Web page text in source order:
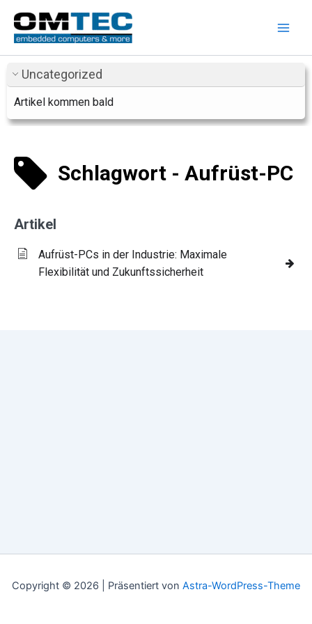
Inhalt
springen
Uncategorized
Artikel kommen bald
Schlagwort - Aufrüst-PC
Artikel
Aufrüst-PCs in der Industrie: Maximale
Flexibilität und Zukunftssicherheit
Copyright © 2026 | Präsentiert von Astra-WordPress-Theme